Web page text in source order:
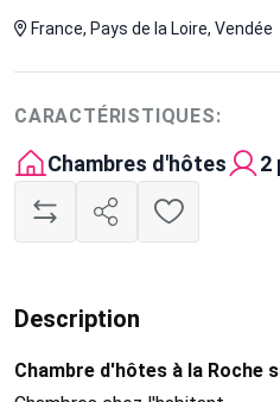
France, Pays de la Loire, Vendée
CARACTÉRISTIQUES:
Chambres d'hôtes 2
Description
Chambre d'hôtes à la Roche